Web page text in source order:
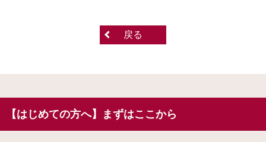
戻る
【はじめての方へ】まずはここから